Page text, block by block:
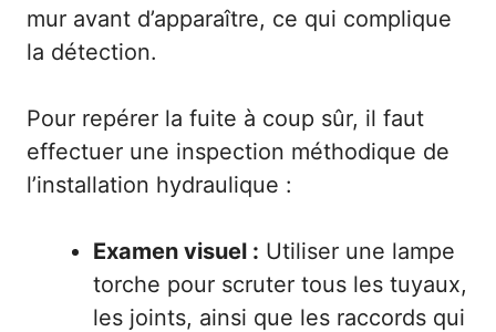
mur avant d’apparaître, ce qui complique
la détection.
Pour repérer la fuite à coup sûr, il faut
effectuer une inspection méthodique de
l’installation hydraulique :
Examen visuel : Utiliser une lampe
torche pour scruter tous les tuyaux,
les joints, ainsi que les raccords qui